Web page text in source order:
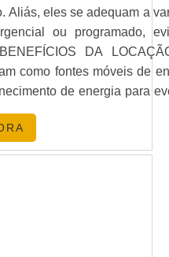
Aliás, eles se adequam a
ou programado,
DA
como fontes móveis de
de energia para
vez que podem ser
estes itens
é disponibilizado
a escolha do melhor
aplicação, o que traz
em ambientes